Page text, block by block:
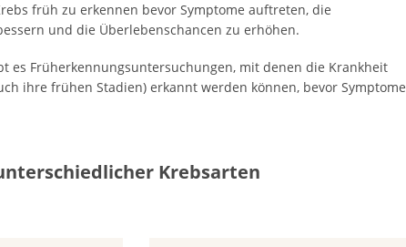
früh zu erkennen bevor Symptome auftreten, die
und die Überlebenschancen zu erhöhen.
es Früherkennungsuntersuchungen, mit denen die Krankheit
ihre frühen Stadien) erkannt werden können, bevor Symptome
Krebsarten